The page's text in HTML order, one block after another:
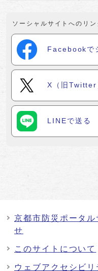
ソーシャルサイトへのリ
Facebookで
X（旧Twitter
LINEで送る
京都市防災ポータ
せ
このサイトについて
ウェブアクセシビリ